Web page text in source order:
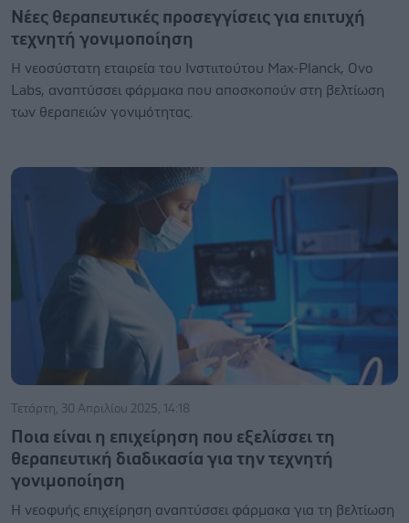
Νέες θεραπευτικές προσεγγίσεις για επιτυχή
τεχνητή γονιμοποίηση
Η νεοσύστατη εταιρεία του Ινστιιτούτου Max-Planck, Ovo
Labs, αναπτύσσει φάρμακα που αποσκοπούν στη βελτίωση
των θεραπειών γονιμότητας.
Τετάρτη, 30 Απριλίου 2025, 14:18
Ποια είναι η επιχείρηση που εξελίσσει τη
θεραπευτική διαδικασία για την τεχνητή
γονιμοποίηση
Η νεοφυής επιχείρηση αναπτύσσει φάρμακα για τη βελτίωση